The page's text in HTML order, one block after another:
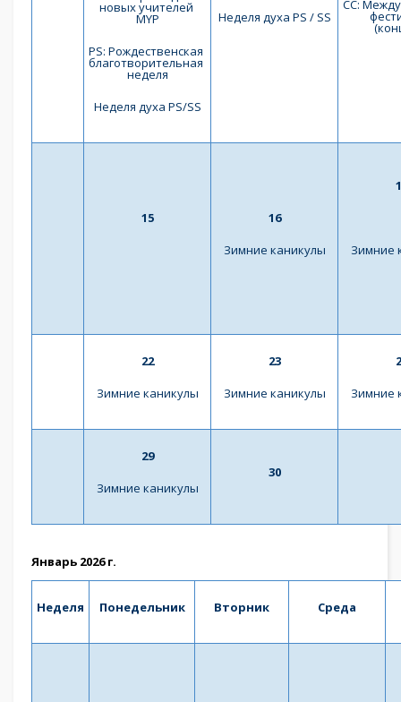
новых учителей
MYP
PS: Рождественская
благотворительная
неделя
Неделя духа PS/SS
Неделя духа PS / SS
СС:
15
16
Зимние каникулы
Зимние
22
Зимние каникулы
23
Зимние каникулы
Зимние
29
Зимние каникулы
30
Январь 2026 г.
Неделя Понедельник Вторник Среда